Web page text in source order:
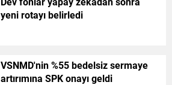
yeni rotayı belirledi
VSNMD'nin %55 bedelsiz sermaye
artırımına SPK onayı geldi